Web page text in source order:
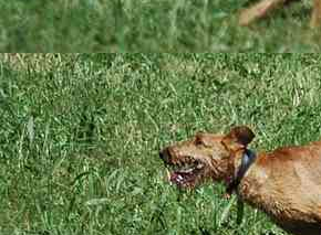
... unsere Pogues sind
geboren ...